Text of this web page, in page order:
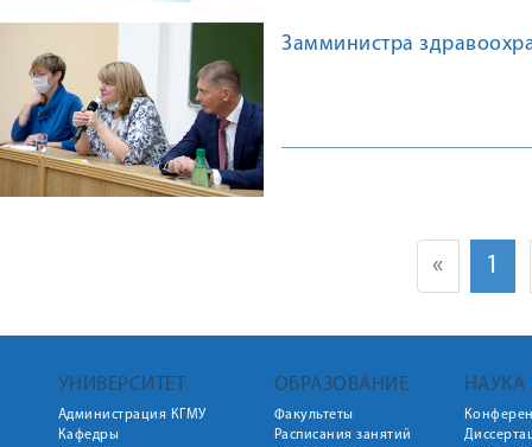
Замминистра
« 1
УНИВЕРСИТЕТ
Администрация КГМУ
Кафедры
ОБРАЗОВАНИЕ
Факультеты
Расписания занятий
НАУКА